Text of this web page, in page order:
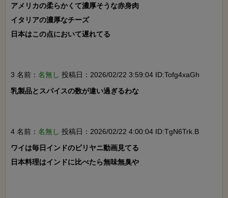
アメリカの柔らかくて濃厚そうな赤身肉
イタリアの濃厚なチーズ
日本はこの点において遅れてる
3 名前： 名無し 投稿日：2026/02/22 3:59:04 ID:Tofg4xaGh
乳製品とスパイスの数が違い過ぎるわな
4 名前： 名無し 投稿日：2026/02/22 4:00:04 ID:TgN6Trk.B
ワイは毎日インドのビリヤニ動画見てる
日本料理はインドに比べたら無味無臭や